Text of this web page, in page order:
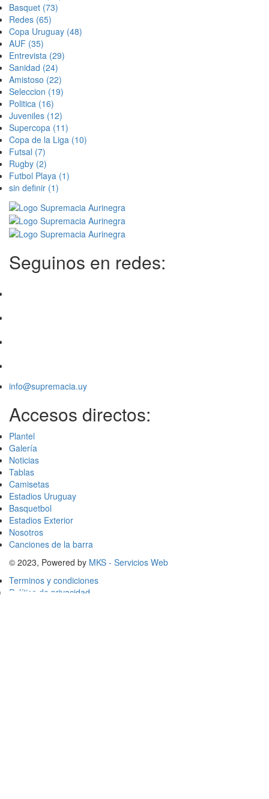
Basquet (73)
Redes (65)
Copa Uruguay (48)
AUF (35)
Entrevista (29)
Sanidad (24)
Amistoso (22)
Seleccion (19)
Politica (16)
Juveniles (12)
Supercopa (11)
Copa de la Liga (10)
Futsal (7)
Rugby (2)
Futbol Playa (1)
sin definir (1)
Seguinos en redes:
info@supremacia.uy
Accesos directos:
Plantel
Galería
Noticias
Tablas
Camisetas
Estadios Uruguay
Basquetbol
Estadios Exterior
Nosotros
Canciones de la barra
© 2023, Powered by MKS - Servicios Web
Terminos y condiciones
Política de privacidad